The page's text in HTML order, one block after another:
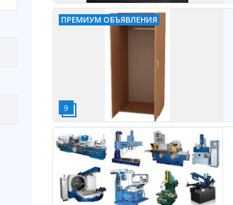
ПРЕМИУМ ОБЪЯВЛЕНИЯ